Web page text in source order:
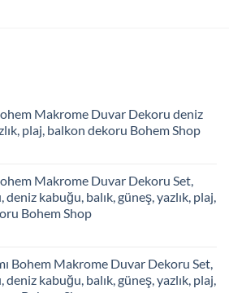
Makrome Duvar Dekoru deniz
plaj, balkon dekoru Bohem Shop
Makrome Duvar Dekoru Set,
deniz kabuğu, balık, güneş, yazlık, plaj,
Bohem Shop
Bohem Makrome Duvar Dekoru Set,
deniz kabuğu, balık, güneş, yazlık, plaj,